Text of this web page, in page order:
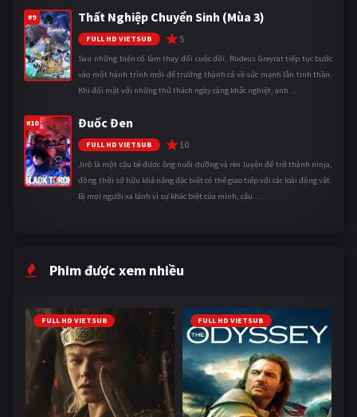
#9 Thất Nghiệp Chuyển Sinh (Mùa 3)
FULL HD VIETSUB 5
Sau những biến cố làm thay đổi cuộc đời, Rudeus Greyrat tiếp tục bước
vào một hành trình mới để trưởng thành cả về sức mạnh lẫn tinh thần.
Khi đối mặt với những thử thách ngày càng khắc nghiệt, anh ...
#10 Đuốc Đen
FULL HD VIETSUB 10
Jirô là một cậu bé được ông nuôi dưỡng và rèn luyện để trở thành ninja,
đồng thời sở hữu khả năng đặc biệt có thể giao tiếp với các loài động vật.
Bị mọi người xa lánh vì sự khác biệt của mình, cậu ...
Phim được xem nhiều
FULL HD VIETSUB FULL HD VIETSUB